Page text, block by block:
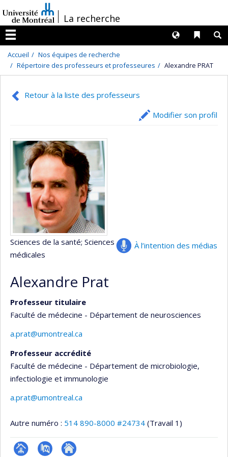
au
contenu
/La recherche
Menu
Liens
Langues
Accueil
Nos équipes de recherche
Répertoire des professeurs et professeures
Alexandre PRAT
Retour à la liste des professeurs
Modifier son profil
À l’intention des médias
Sciences de la santé; Sciences
médicales
Alexandre Prat
Professeur titulaire
Faculté de médecine - Département de neurosciences
a.prat@umontreal.ca
Professeur accrédité
Faculté de médecine - Département de microbiologie,
infectiologie et immunologie
a.prat@umontreal.ca
Autre numéro : 514 890-8000 #24734 (Travail 1)